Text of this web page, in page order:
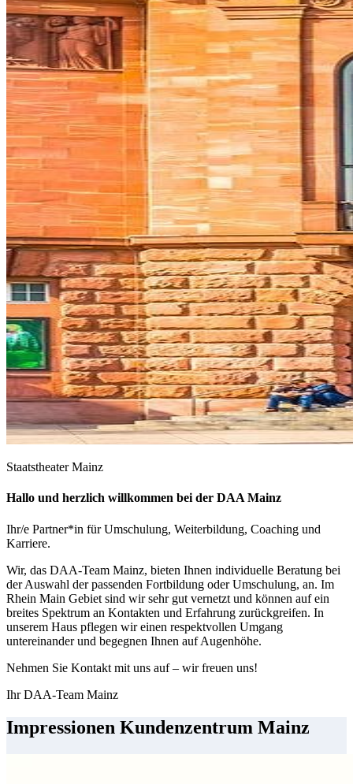
Staatstheater Mainz
Hallo und herzlich willkommen bei der DAA Mainz
Ihr/e Partner*in für Umschulung, Weiterbildung, Coaching und
Karriere.
Wir, das DAA-Team Mainz, bieten Ihnen individuelle Beratung bei
der Auswahl der passenden Fortbildung oder Umschulung, an. Im
Rhein Main Gebiet sind wir sehr gut vernetzt und können auf ein
breites Spektrum an Kontakten und Erfahrung zurückgreifen. In
unserem Haus pflegen wir einen respektvollen Umgang
untereinander und begegnen Ihnen auf Augenhöhe.
Nehmen Sie Kontakt mit uns auf – wir freuen uns!
Ihr DAA-Team Mainz
Impressionen Kundenzentrum Mainz